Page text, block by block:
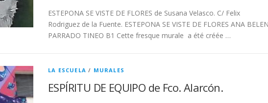
ESTEPONA SE VISTE DE FLORES de Susana Velasco. C/ Felix
Rodriguez de la Fuente. ESTEPONA SE VISTE DE FLORES ANA BELEN
PARRADO TINEO B1 Cette fresque murale a été créée …
LA ESCUELA / MURALES
ESPÍRITU DE EQUIPO de Fco. Alarcón.